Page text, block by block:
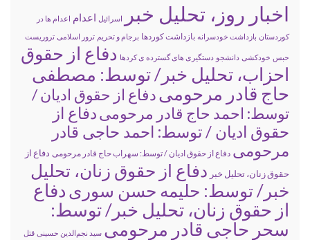
اخبار روز، تحلیل خبر اسرائیل اعدام اعدام ها در
کوردستان بازداشت خودسرانه بازداشت کوردها برجام و تحریم ترور اسلامی تروریست
حبس خودکشی دانشجو دستگیری های گسترده ی کردها دفاع از حقوق
احزاب، تحلیل خبر/ توسط: مصطفی
حاج قادر مرحومیدفاع از حقوق ادیان /
توسط: احمد حاج قادر مرحومیدفاع از
حقوق ادیان / توسط: احمد حاجی قادر
مرحومی دفاع از حقوق ادیان / توسط: سهراب حاج قادر مرحومی دفاع از
حقوق زنان، تحلیل خبر دفاع از حقوق زنان، تحلیل
خبر/ توسط: حلیمه حسن سوری دفاع
از حقوق زنان، تحلیل خبر/ توسط:
سحر حاجی قادر مرحومی سید نجم‌الدین حسینی قتل